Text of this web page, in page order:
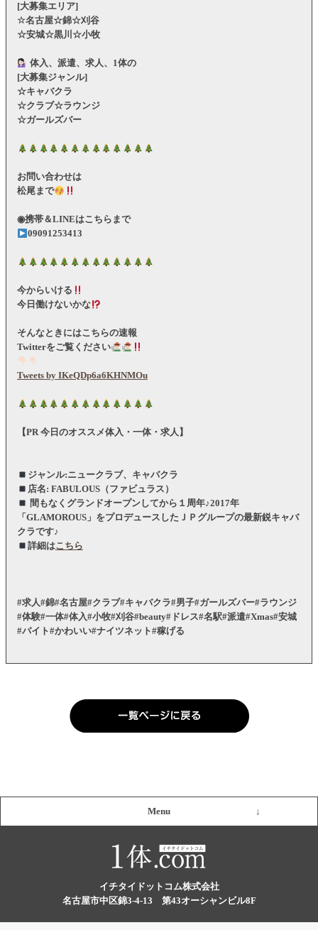
[大募集エリア]
☆名古屋☆錦☆刈谷
☆安城☆黒川☆小牧
体入、派遣、求人、1体の
[大募集ジャンル]
☆キャバクラ
☆クラブ☆ラウンジ
☆ガールズバー
お問い合わせは
松尾まで
◉携帯＆LINEはこちらまで
09091253413
今からいける
今日働けないかな
そんなときにはこちらの速報
Twitterをご覧ください
Tweets by IKeQDp6a6KHNMOu
【PR 今日のオススメ体入・一体・求人】
ジャンル:ニュークラブ、キャバクラ
店名: FABULOUS（ファビュラス）
間もなくグランドオープンしてから１周年♪2017年
「GLAMOROUS」をプロデュースしたＪＰグループの最新鋭キャバ
クラです♪
詳細はこちら
#求人#錦#名古屋#クラブ#キャバクラ#男子#ガールズバー#ラウンジ
#体験#一体#体入#小牧#刈谷#beauty#ドレス#名駅#派遣#Xmas#安城
#バイト#かわいい#ナイツネット#稼げる
Menu
イチタイドットコム株式会社
名古屋市中区錦3-4-13 第43オーシャンビル8F